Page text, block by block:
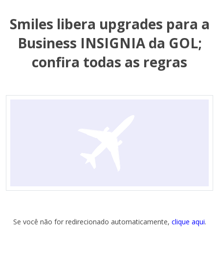
Smiles libera upgrades para a
Business INSIGNIA da GOL;
confira todas as regras
Se você não for redirecionado automaticamente, clique aqui.